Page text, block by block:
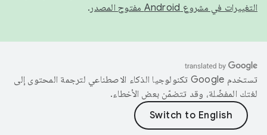
التغييرات في مشروع Android مفتوح المصدر
.
تستخدم Google تكنولوجيا الذكاء الاصطناعي لترجمة المحتوى إلى
لغتك المفضّلة، وقد تتضمّن بعض الأخطاء.